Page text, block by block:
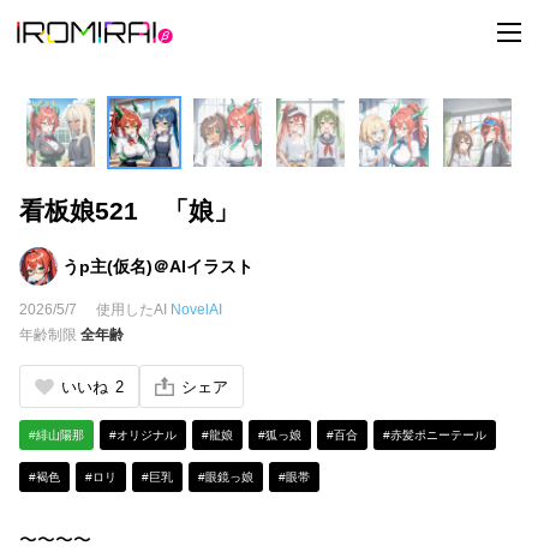
t
o
l
e
n
a
v
看板娘521 「娘」
うp主(仮名)＠AIイラスト
2026/5/7 使用したAI NovelAI
年齢制限 全年齢
いいね 2 シェア
#緋山陽那 #オリジナル #龍娘 #狐っ娘 #百合 #赤髪ポニーテール
#褐色 #ロリ #巨乳 #眼鏡っ娘 #眼帯
〜〜〜〜